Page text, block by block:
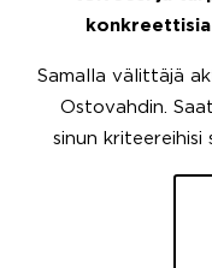
Samalla välittäjä
Ostovahdin.
sinun